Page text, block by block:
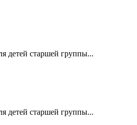
детей старшей группы...
детей старшей группы...